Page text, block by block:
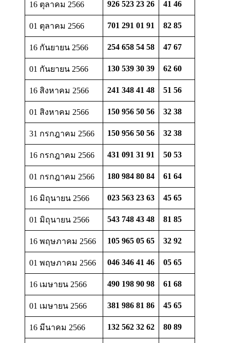
16 ตุลาคม 2566 926 523 23 26 41 46
01 ตุลาคม 2566 701 291 01 91 82 85
16 กันยายน 2566 254 658 54 58 47 67
01 กันยายน 2566 130 539 30 39 62 60
16 สิงหาคม 2566 241 348 41 48 51 56
01 สิงหาคม 2566 150 956 50 56 32 38
31 กรกฎาคม 2566 150 956 50 56 32 38
16 กรกฎาคม 2566 431 091 31 91 50 53
01 กรกฎาคม 2566 180 984 80 84 61 64
16 มิถุนายน 2566 023 563 23 63 45 65
01 มิถุนายน 2566 543 748 43 48 81 85
16 พฤษภาคม 2566 105 965 05 65 32 92
01 พฤษภาคม 2566 046 346 41 46 05 65
16 เมษายน 2566 490 198 90 98 61 68
01 เมษายน 2566 381 986 81 86 45 65
16 มีนาคม 2566 132 562 32 62 80 89